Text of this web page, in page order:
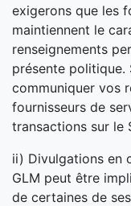
exigerons que les
maintiennent le
renseignements
présente politique.
communiquer vos
fournisseurs de
transactions sur le
ii) Divulgations en
GLM peut être
de certaines de